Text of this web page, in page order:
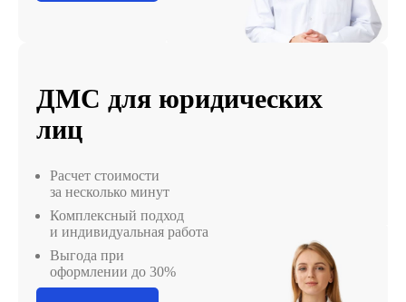
ДМС для юридических
лиц
Расчет стоимости
за несколько минут
Комплексный подход
и индивидуальная работа
Выгода при
оформлении до 30%